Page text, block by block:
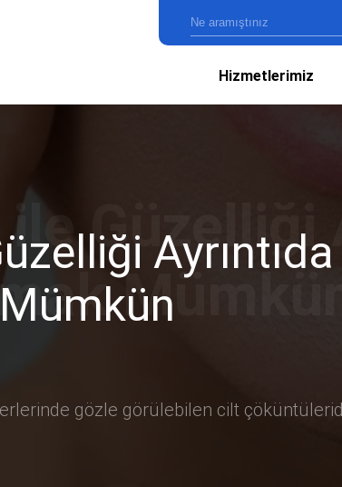
Hizmetlerimiz
gözle görülebilen cilt